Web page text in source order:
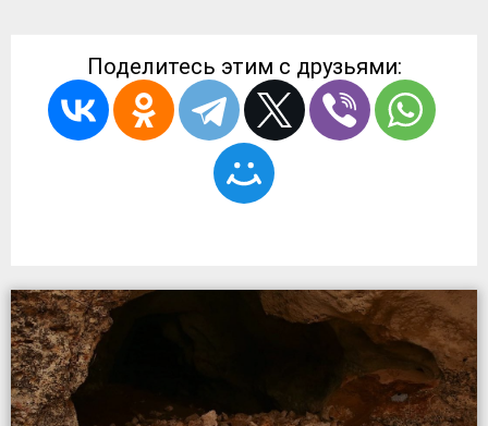
Поделитесь этим с друзьями: